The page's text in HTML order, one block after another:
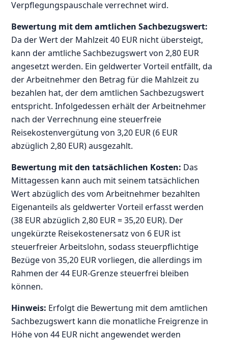
Verpflegungspauschale verrechnet wird.
Bewertung mit dem amtlichen Sachbezugswert:
Da der Wert der Mahlzeit 40 EUR nicht übersteigt,
kann der amtliche Sachbezugswert von 2,80 EUR
angesetzt werden. Ein geldwerter Vorteil entfällt, da
der Arbeitnehmer den Betrag für die Mahlzeit zu
bezahlen hat, der dem amtlichen Sachbezugswert
entspricht. Infolgedessen erhält der Arbeitnehmer
nach der Verrechnung eine steuerfreie
Reisekostenvergütung von 3,20 EUR (6 EUR
abzüglich 2,80 EUR) ausgezahlt.
Bewertung mit den tatsächlichen Kosten: Das
Mittagessen kann auch mit seinem tatsächlichen
Wert abzüglich des vom Arbeitnehmer bezahlten
Eigenanteils als geldwerter Vorteil erfasst werden
(38 EUR abzüglich 2,80 EUR = 35,20 EUR). Der
ungekürzte Reisekostenersatz von 6 EUR ist
steuerfreier Arbeitslohn, sodass steuerpflichtige
Bezüge von 35,20 EUR vorliegen, die allerdings im
Rahmen der 44 EUR-Grenze steuerfrei bleiben
können.
Hinweis: Erfolgt die Bewertung mit dem amtlichen
Sachbezugswert kann die monatliche Freigrenze in
Höhe von 44 EUR nicht angewendet werden